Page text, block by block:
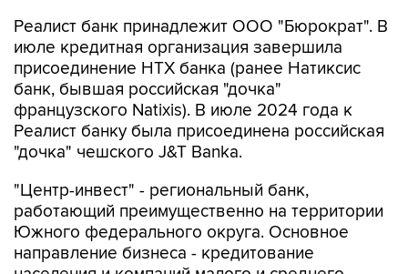
Реалист банк принадлежит ООО "Бюрократ". В
июле кредитная организация завершила
присоединение НТХ банка (ранее Натиксис
банк, бывшая российская "дочка"
французского Natixis). В июле 2024 года к
Реалист банку была присоединена российская
"дочка" чешского J&T Banka.
"Центр-инвест" - региональный банк,
работающий преимущественно на территории
Южного федерального округа. Основное
направление бизнеса - кредитование